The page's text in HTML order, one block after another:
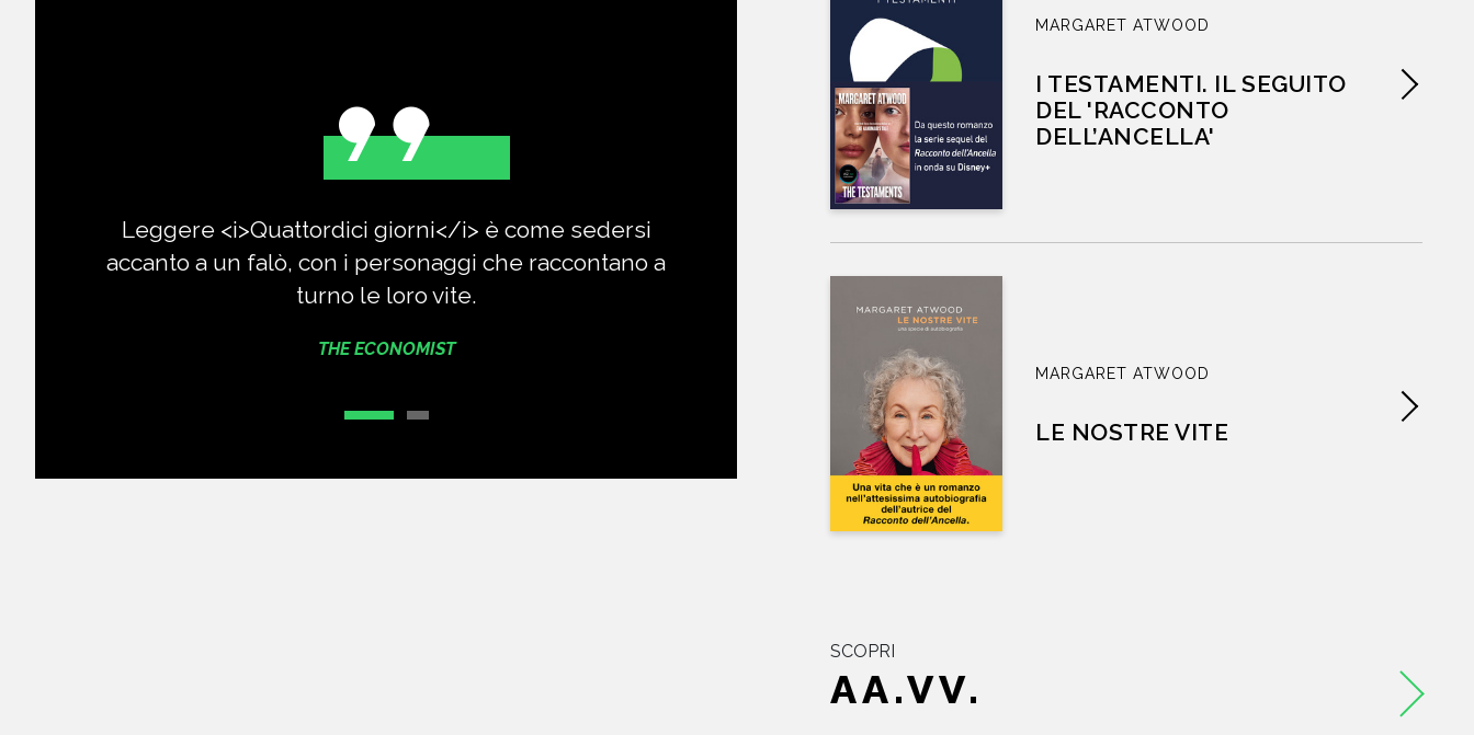
Leggere <i>Quattordici giorni</i> è come sedersi
accanto a un falò, con i personaggi che raccontano a
turno le loro vite.
THE ECONOMIST
LEONETTA BENTIVOGLIO
MARGARET ATWOOD
I TESTAMENTI. IL SEGUITO
DEL 'RACCONTO
DELL’ANCELLA'
MARGARET ATWOOD
LE NOSTRE VITE
SCOPRI
AA.VV.